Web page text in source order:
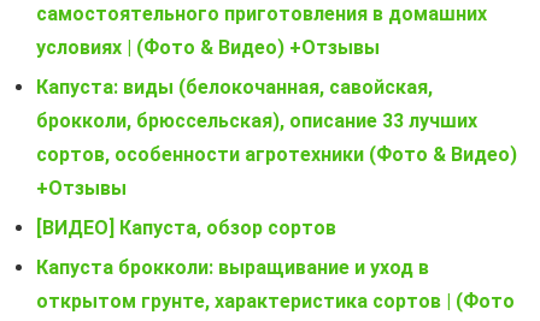
самостоятельного приготовления в домашних
условиях | (Фото & Видео) +Отзывы
Капуста: виды (белокочанная, савойская,
брокколи, брюссельская), описание 33 лучших
сортов, особенности агротехники (Фото & Видео)
+Отзывы
[ВИДЕО] Капуста, обзор сортов
Капуста брокколи: выращивание и уход в
открытом грунте, характеристика сортов | (Фото